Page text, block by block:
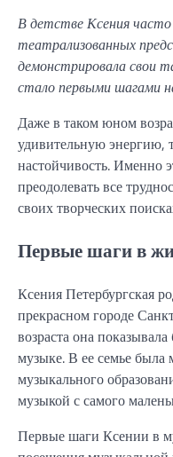
В детстве Ксения
театрализованных
демонстрировала свои
стало первыми шагами
Даже в таком юном
удивительную энергию,
настойчивость. Именно
преодолевать все
своих творческих
Первые шаги в
Ксения Петербургская
прекрасном городе
возраста она
музыке. В ее семье была
музыкального
музыкой с самого
Первые шаги Ксении в